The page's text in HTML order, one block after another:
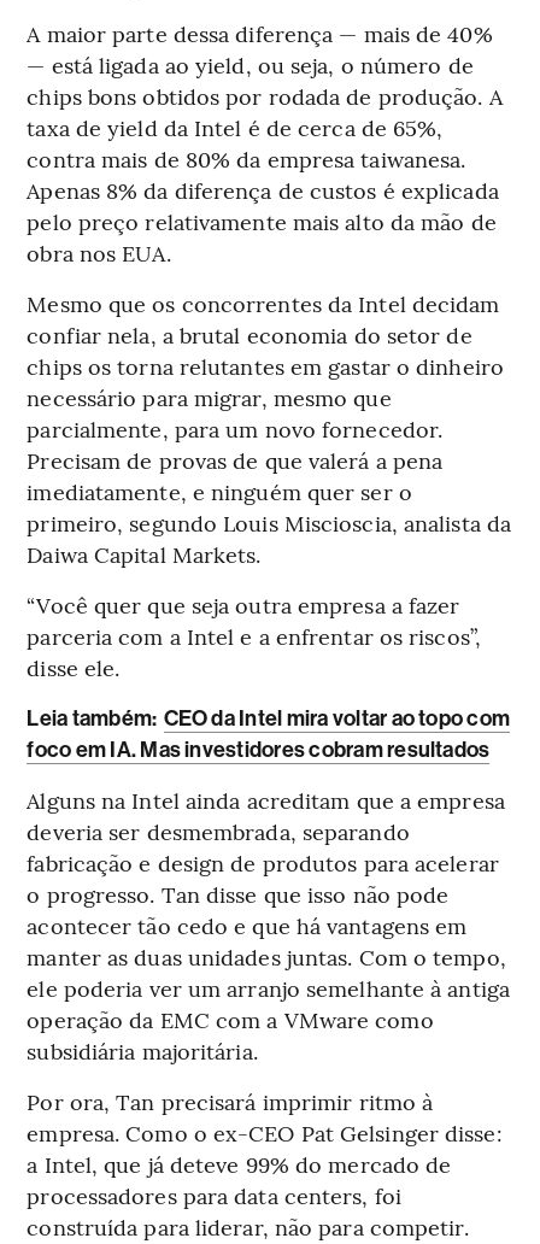
A maior parte dessa diferença — mais de 40%
— está ligada ao yield, ou seja, o número de
chips bons obtidos por rodada de produção. A
taxa de yield da Intel é de cerca de 65%,
contra mais de 80% da empresa taiwanesa.
Apenas 8% da diferença de custos é explicada
pelo preço relativamente mais alto da mão de
obra nos EUA.
Mesmo que os concorrentes da Intel decidam
confiar nela, a brutal economia do setor de
chips os torna relutantes em gastar o dinheiro
necessário para migrar, mesmo que
parcialmente, para um novo fornecedor.
Precisam de provas de que valerá a pena
imediatamente, e ninguém quer ser o
primeiro, segundo Louis Miscioscia, analista da
Daiwa Capital Markets.
“Você quer que seja outra empresa a fazer
parceria com a Intel e a enfrentar os riscos”,
disse ele.
Leia também: CEO da Intel mira voltar ao topo com
foco em IA. Mas investidores cobram resultados
Alguns na Intel ainda acreditam que a empresa
deveria ser desmembrada, separando
fabricação e design de produtos para acelerar
o progresso. Tan disse que isso não pode
acontecer tão cedo e que há vantagens em
manter as duas unidades juntas. Com o tempo,
ele poderia ver um arranjo semelhante à antiga
operação da EMC com a VMware como
subsidiária majoritária.
Por ora, Tan precisará imprimir ritmo à
empresa. Como o ex-CEO Pat Gelsinger disse:
a Intel, que já deteve 99% do mercado de
processadores para data centers, foi
construída para liderar, não para competir.